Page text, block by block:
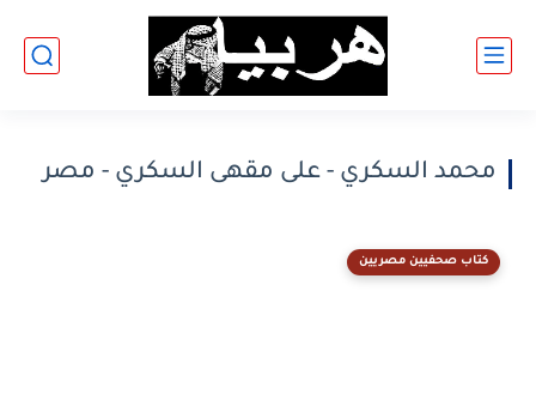
محمد السكري - على مقهى السكري - مصر
كتاب صحفيين مصريين